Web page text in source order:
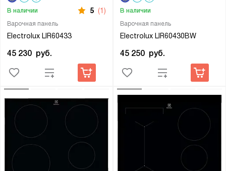
Варочная панель
Electrolux LIR60433
В наличии 5 (1)
45 230 руб.
Варочная панель
Electrolux LIR60430BW
В наличии
45 250 руб.